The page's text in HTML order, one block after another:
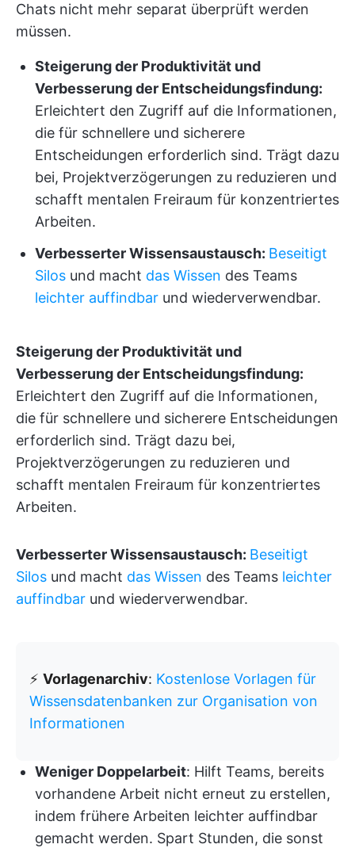
Chats nicht mehr separat überprüft werden
müssen.
Steigerung der Produktivität und
Verbesserung der Entscheidungsfindung:
Erleichtert den Zugriff auf die Informationen,
die für schnellere und sicherere
Entscheidungen erforderlich sind. Trägt dazu
bei, Projektverzögerungen zu reduzieren und
schafft mentalen Freiraum für konzentriertes
Arbeiten.
Verbesserter Wissensaustausch: Beseitigt
Silos und macht das Wissen des Teams
leichter auffindbar und wiederverwendbar.
Steigerung der Produktivität und
Verbesserung der Entscheidungsfindung:
Erleichtert den Zugriff auf die Informationen,
die für schnellere und sicherere Entscheidungen
erforderlich sind. Trägt dazu bei,
Projektverzögerungen zu reduzieren und
schafft mentalen Freiraum für konzentriertes
Arbeiten.
Verbesserter Wissensaustausch: Beseitigt
Silos und macht das Wissen des Teams leichter
auffindbar und wiederverwendbar.
⚡️ Vorlagenarchiv: Kostenlose Vorlagen für
Wissensdatenbanken zur Organisation von
Informationen
Weniger Doppelarbeit: Hilft Teams, bereits
vorhandene Arbeit nicht erneut zu erstellen,
indem frühere Arbeiten leichter auffindbar
gemacht werden. Spart Stunden, die sonst